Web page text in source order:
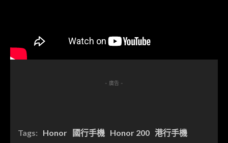
- 廣告 -
Tags: Honor 國行手機 Honor 200 港行手機